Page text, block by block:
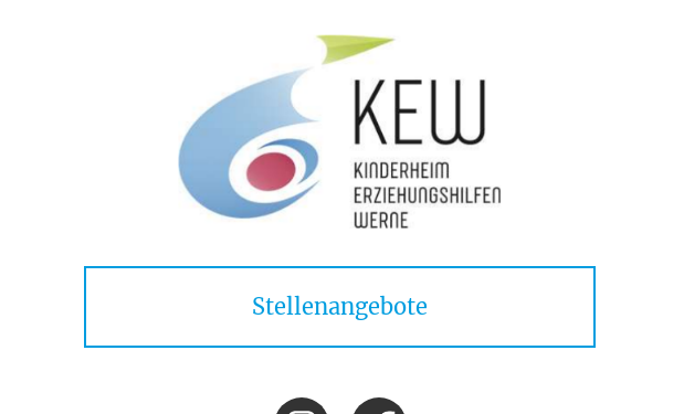
Stellenangebote